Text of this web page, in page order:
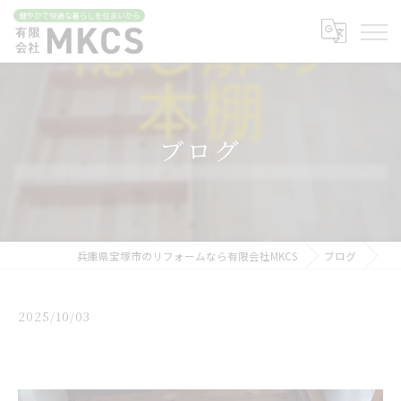
ブログ
兵庫県宝塚市のリフォームなら有限会社MKCS ブログ
2025/10/03